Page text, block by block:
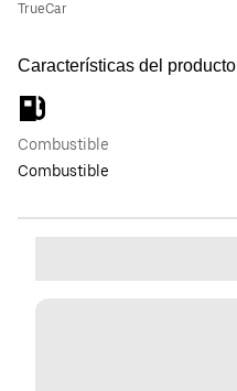
TrueCar
Características del producto
Combustible
Combustible